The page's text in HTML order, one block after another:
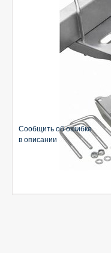
Сообщить об ошибке
в описании